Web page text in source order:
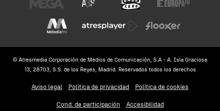
© Atresmedia Corporación de Medios de Comunicación, S.A - A. Isla Graciosa
13, 28703, S.S. de los Reyes, Madrid. Reservados todos los derechos
Aviso legal Política de privacidad Política de cookies
Cond. de participación Accesibilidad